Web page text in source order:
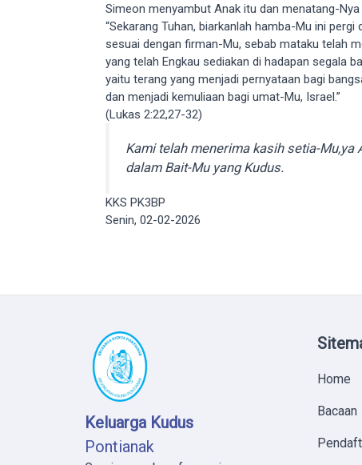
Simeon menyambut Anak itu dan menatang-
“Sekarang Tuhan, biarkanlah hamba-Mu ini pergi
sesuai dengan firman-Mu, sebab mataku telah
yang telah Engkau sediakan di hadapan segala
yaitu terang yang menjadi pernyataan bagi
dan menjadi kemuliaan bagi umat-Mu, Israel.”
(Lukas 2:22,27-32)
Kami telah menerima kasih setia-Mu,ya
dalam Bait-Mu yang Kudus.
KKS PK3BP
Senin, 02-02-2026
Keluarga Kudus
Pontianak
Home
Bacaan